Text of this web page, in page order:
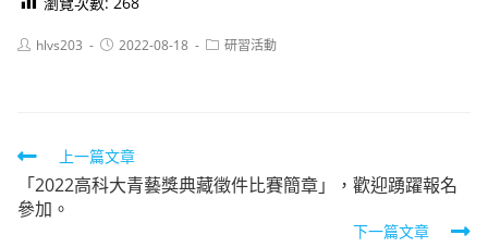
Posthlvs203
Post2022-08-18
Post研習活動
Read
more
articles
上一篇文章
「2022高科大青藝獎典藏徵件比賽簡章」，歡迎踴躍報名
參加。
下一篇文章